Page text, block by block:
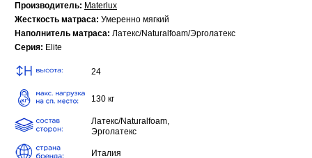
Производитель: Materlux
Жесткость матраса: Умеренно мягкий
Наполнитель матраса: Латекс/Naturalfoam/Эрголатекс
Серия: Elite
24
130 кг
Латекс/Naturalfoam,
Эрголатекс
Италия